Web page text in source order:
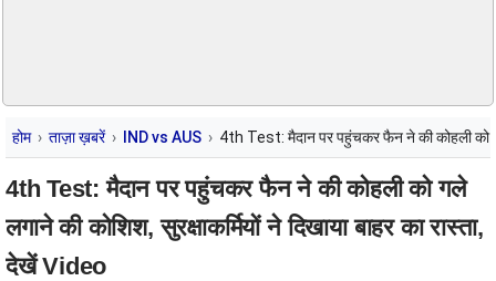
होम ताज़ा ख़बरें IND vs AUS 4th Test: मैदान पर पहुंचकर फैन ने की कोहली को
4th Test: मैदान पर पहुंचकर फैन ने की कोहली को गले
लगाने की कोशिश, सुरक्षाकर्मियों ने दिखाया बाहर का रास्ता,
देखें Video